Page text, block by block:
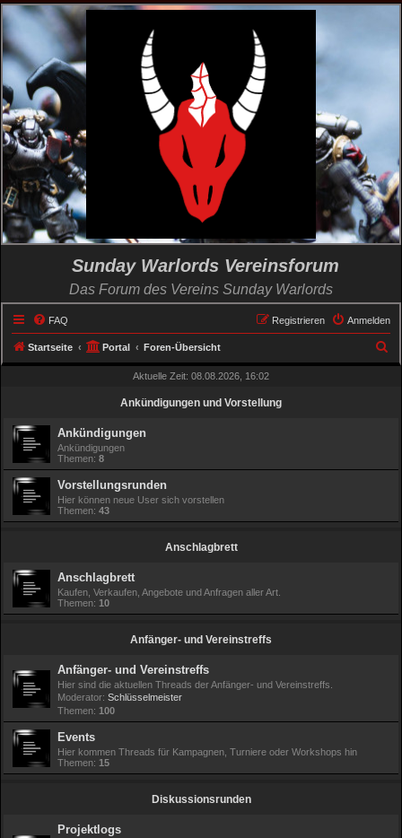
Sunday Warlords Vereinsforum
Das Forum des Vereins Sunday Warlords
FAQ Anmelden
Registrieren
Startseite Portal Foren-Übersicht
u
Aktuelle Zeit: 08.08.2026, 16:02
Ankündigungen und Vorstellung
Ankündigungen
Ankündigungen
Themen: 8
Vorstellungsrunden
Hier können neue User sich vorstellen
Themen: 43
Anschlagbrett
Anschlagbrett
Kaufen, Verkaufen, Angebote und Anfragen aller Art.
Themen: 10
Anfänger- und Vereinstreffs
Anfänger- und Vereinstreffs
Hier sind die aktuellen Threads der Anfänger- und Vereinstreffs.
Moderator: Schlüsselmeister
Themen: 100
Events
Hier kommen Threads für Kampagnen, Turniere oder Workshops hin
Themen: 15
Diskussionsrunden
Projektlogs